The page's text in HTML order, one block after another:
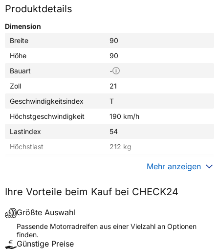
Produktdetails
Dimension
Breite
90
Höhe
90
Bauart
-
Zoll
21
Geschwindigkeitsindex
T
Höchstgeschwindigkeit
190 km/h
Lastindex
54
Höchstlast
212 kg
Fahrzeugtyp
Motorrad
Verwendung
Modellname
TRAILMAX RAID
Reifenposition
Mehr anzeigen
Ihre Vorteile beim Kauf bei CHECK24
Größte Auswahl
Passende Motorradreifen aus einer Vielzahl an Optionen
finden.
Günstige Preise